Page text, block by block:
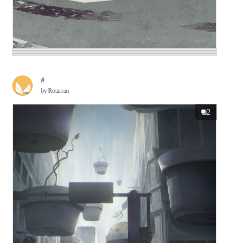
#
byRotarran
2